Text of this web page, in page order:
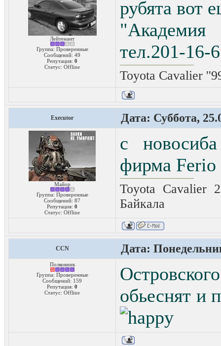
Лейтенант
Группа: Проверенные
Сообщений: 49
Репутация: 0
Статус: Offline
рубята вот
тел.201-16-
Toyota Cavalier
Executor Дата: Суббота,
Майор
Группа: Проверенные
Сообщений: 87
Репутация: 0
Статус: Offline
с
фирма Ferio
Toyota Cavalier
Байкала
CCN Дата:
Полковник
Группа: Проверенные
Сообщений: 159
Репутация: 0
Статус: Offline
обьеснят и